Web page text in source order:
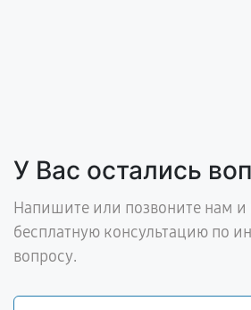
У Вас остались
Напишите или позвоните нам и
бесплатную консультацию по
вопросу.